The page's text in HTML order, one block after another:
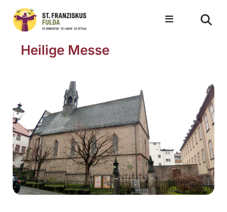
Heilige Messe